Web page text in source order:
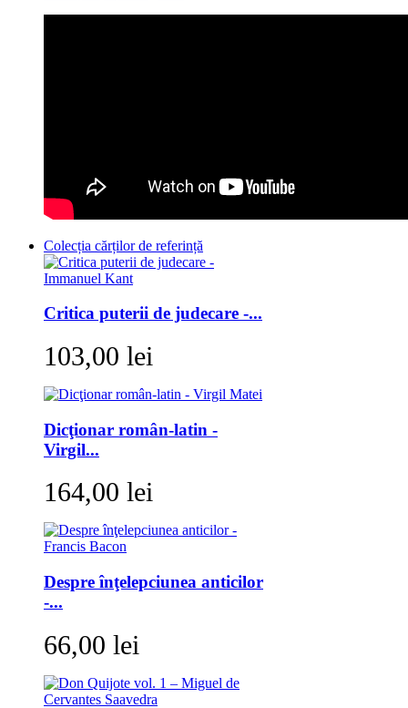
Colecția cărților de referință
Critica puterii de judecare -...
103,00 lei
Dicţionar român-latin -
Virgil...
164,00 lei
Despre înţelepciunea anticilor
-...
66,00 lei